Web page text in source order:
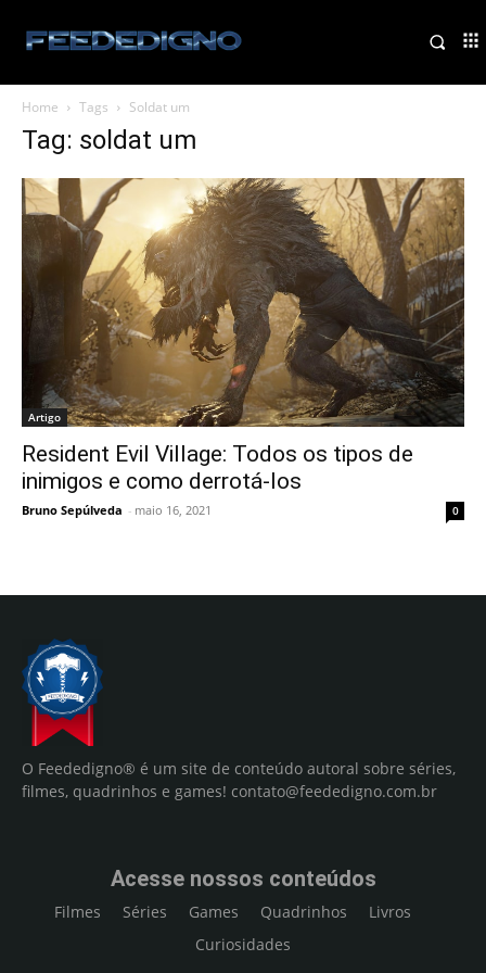
Home Tags Soldat um
Tag: soldat um
Artigo
Resident Evil Village: Todos os tipos de
inimigos e como derrotá-los
Bruno Sepúlveda - maio 16, 2021 0
O Feededigno® é um site de conteúdo autoral sobre séries,
filmes, quadrinhos e games! contato@feededigno.com.br
Acesse nossos conteúdos
Filmes Séries Games Quadrinhos
Livros
Curiosidades